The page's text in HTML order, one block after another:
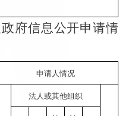
府信息公开申请情
申请人情况
法人或其他组织